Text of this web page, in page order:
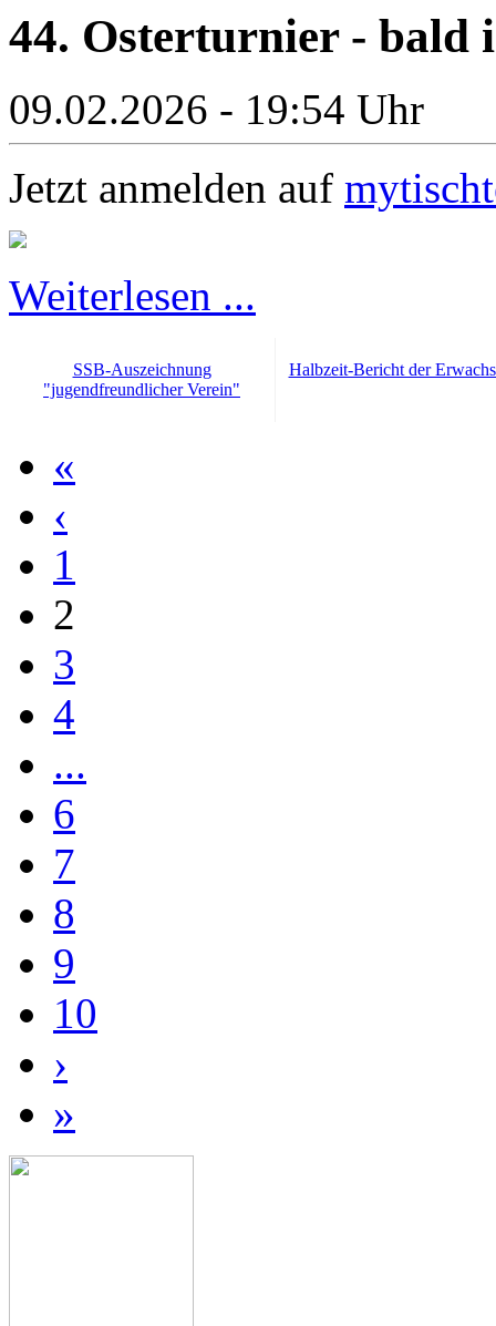
44. Osterturnier - bald
09.02.2026 - 19:54 Uhr
Jetzt anmelden auf
Weiterlesen ...
SSB-Auszeichnung
"jugendfreundlicher Verein"
Halbzeit-Bericht der
«
‹
1
2
3
4
...
6
7
8
9
10
›
»